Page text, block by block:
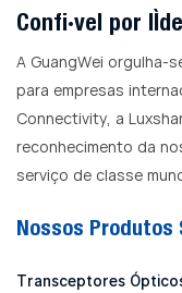
Confiável por
A GuangWei orgulha-
para empresas
Connectivity, a
reconhecimento da
serviço de classe
Nossos Produtos
Transceptores